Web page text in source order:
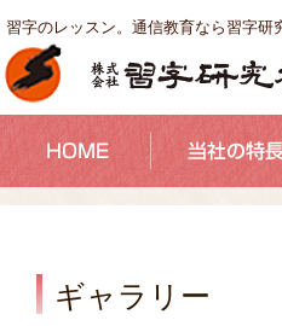
習字のレッスン。通信教育なら習字研
ギャラリー